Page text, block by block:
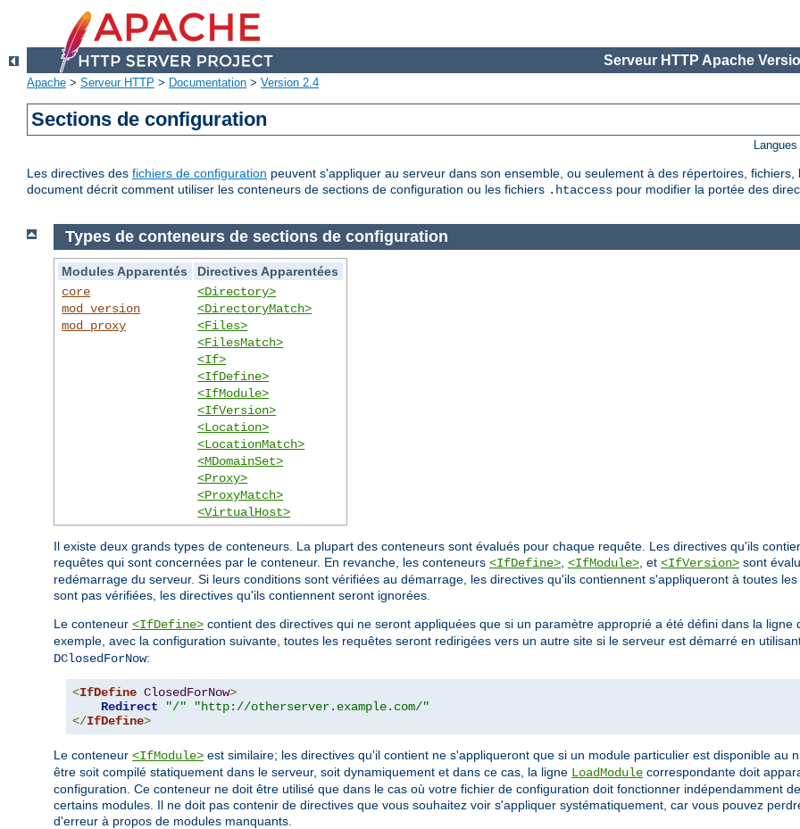
Serveur HTTP Apache
Apache > Serveur HTTP > Documentation > Version 2.4
Sections de configuration
Les directives des fichiers de configuration peuvent s'appliquer au serveur dans son ensemble, ou seulement à des répertoires,
document décrit comment utiliser les conteneurs de sections de configuration ou les fichiers .htaccess pour modifier la portée des
Types de conteneurs de sections de configuration
Modules Apparentés
Directives Apparentées
core
mod_version
mod_proxy
<Directory>
<DirectoryMatch>
<Files>
<FilesMatch>
<If>
<IfDefine>
<IfModule>
<IfVersion>
<Location>
<LocationMatch>
<MDomainSet>
<Proxy>
<ProxyMatch>
<VirtualHost>
Il existe deux grands types de conteneurs. La plupart des conteneurs sont évalués pour chaque requête. Les directives qu'ils
requêtes qui sont concernées par le conteneur. En revanche, les conteneurs <IfDefine> <IfModule> , et <IfVersion> sont
redémarrage du serveur. Si leurs conditions sont vérifiées au démarrage, les directives qu'ils contiennent s'appliqueront à toutes
sont pas vérifiées, les directives qu'ils contiennent seront ignorées.
Le conteneur <IfDefine> contient des directives qui ne seront appliquées que si un paramètre approprié a été défini dans la ligne
exemple, avec la configuration suivante, toutes les requêtes seront redirigées vers un autre site si le serveur est démarré en
DClosedForNow:
<IfDefine ClosedForNow>
Redirect
"/"
"http://otherserver.example.com/"
</IfDefine>
Le conteneur <IfModule> est similaire; les directives qu'il contient ne s'appliqueront que si un module particulier est disponible au
être soit compilé statiquement dans le serveur, soit dynamiquement et dans ce cas, la ligne LoadModule correspondante doit
configuration. Ce conteneur ne doit être utilisé que dans le cas où votre fichier de configuration doit fonctionner indépendamment
certains modules. Il ne doit pas contenir de directives que vous souhaitez voir s'appliquer systématiquement, car vous pouvez
d'erreur à propos de modules manquants.